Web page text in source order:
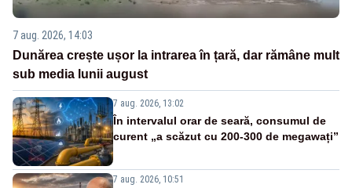
7 aug. 2026, 14:03
Dunărea crește ușor la intrarea în țară, dar rămâne mult
sub media lunii august
7 aug. 2026, 13:02
În intervalul orar de seară, consumul de
curent „a scăzut cu 200-300 de megawați”
7 aug. 2026, 10:51